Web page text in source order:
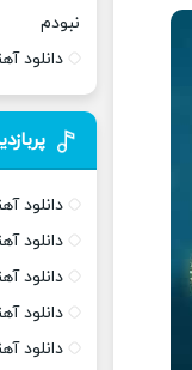
نبودم
دانلود
دانلود
دانلود
دانلود
دانلود
دانلود